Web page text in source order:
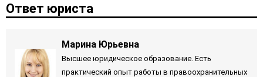
Ответ юриста
Марина Юрьевна
Высшее юридическое образование. Есть
практический опыт работы в правоохранительных